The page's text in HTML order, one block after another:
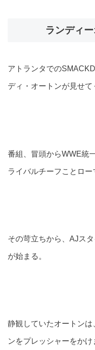
ランディ
アトランタでの
ディ・オートンが見せて
番組、冒頭からWWE統
ライバルチーフことロー
その苛立ちから、AJス
が始まる。
静観していたオートン
ンをプレッシャーをかけ